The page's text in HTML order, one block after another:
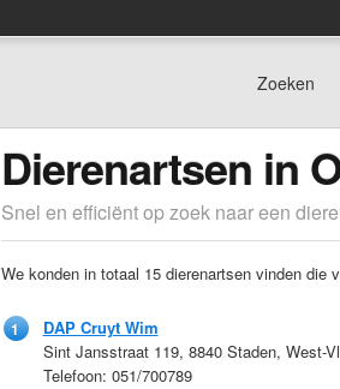
Zoeken
Dierenartsen in
Snel en efficiënt op zoek naar een
We konden in totaal 15 dierenartsen vinden die
1 DAP Cruyt Wim
Sint Jansstraat 119, 8840 Staden, West-
Telefoon: 051/700789